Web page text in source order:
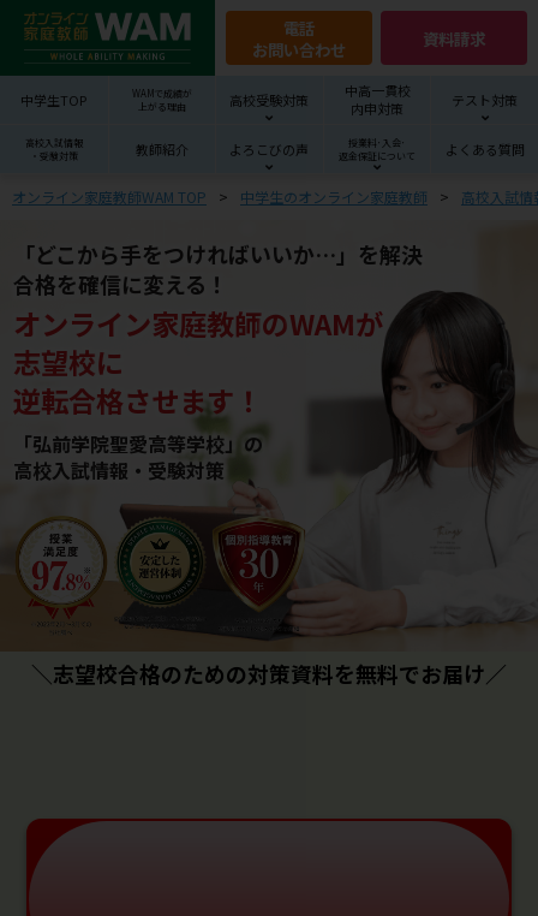
電話
お問い合わせ
資料請求
中学生TOP
WAMで成績が
上がる理由
高校受験対策
中高一貫校
内申対策
テスト対策
高校入試情報
・受験対策
教師紹介 よろこびの声
授業料･入会･
返金保証について
よくある質問
オンライン家庭教師WAM TOP 中学生のオンライン家庭教師 高校入試
「どこから手をつければいいか…」を解決
合格を確信に変える！
オンライン家庭教師のWAMが
志望校に
逆転合格させます！
「弘前学院聖愛高等学校」の
高校入試情報・受験対策
＼志望校合格のための対策資料を無料でお届け／